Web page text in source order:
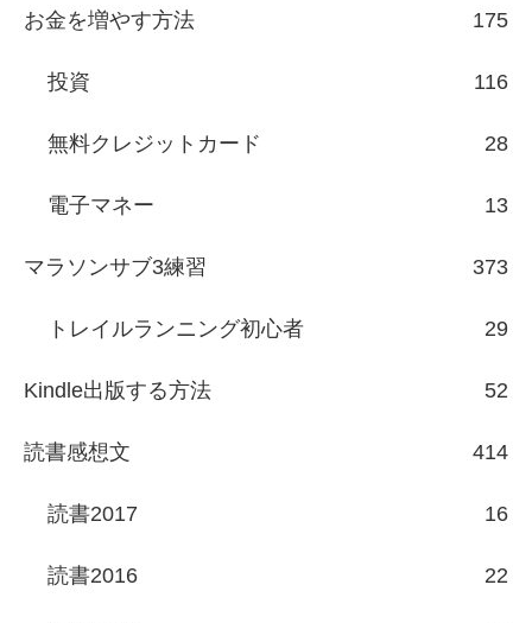
お金を増やす方法 175
投資 116
無料クレジットカード 28
電子マネー 13
マラソンサブ3練習 373
トレイルランニング初心者 29
Kindle出版する方法 52
読書感想文 414
読書2017 16
読書2016 22